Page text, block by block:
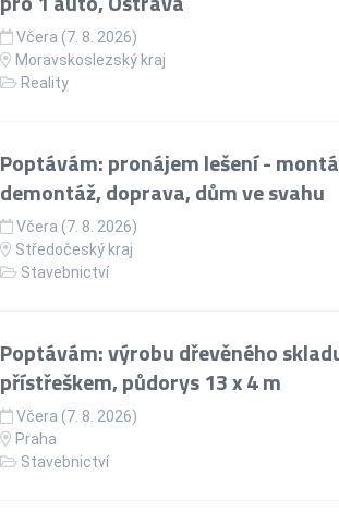
Včera (7. 8. 2026)
Moravskoslezský kraj
Reality
Poptávám: pronájem lešení -
demontáž, doprava, dům ve svahu
Včera (7. 8. 2026)
Středočeský kraj
Stavebnictví
Poptávám: výrobu dřevěného
přístřeškem, půdorys 13 x 4 m
Včera (7. 8. 2026)
Praha
Stavebnictví